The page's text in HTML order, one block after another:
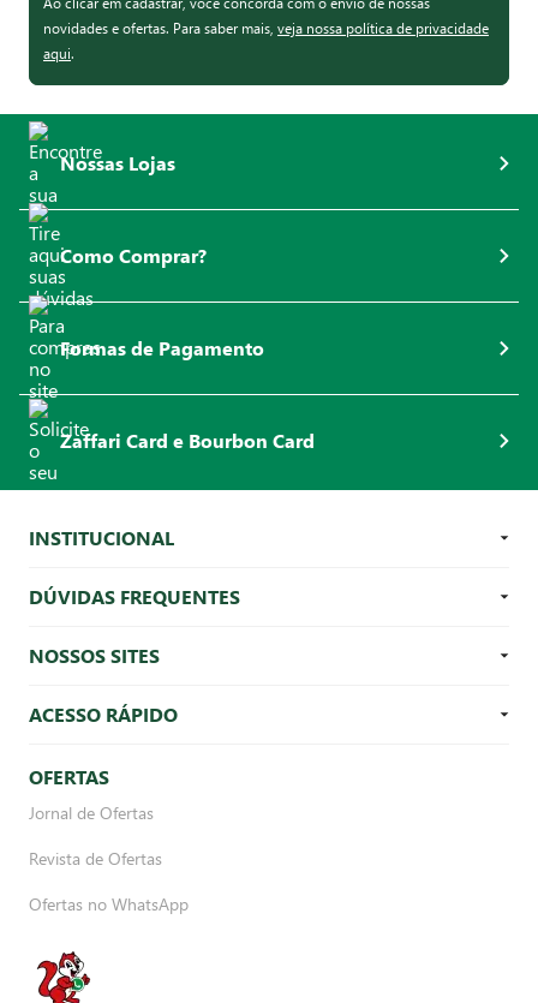
novidades e ofertas. Para saber mais, veja nossa política de privacidade
aqui.
Nossas Lojas
Como Comprar?
Formas de Pagamento
Zaffari Card e Bourbon Card
INSTITUCIONAL
DÚVIDAS FREQUENTES
NOSSOS SITES
ACESSO RÁPIDO
OFERTAS
Jornal de Ofertas
Revista de Ofertas
Ofertas no WhatsApp